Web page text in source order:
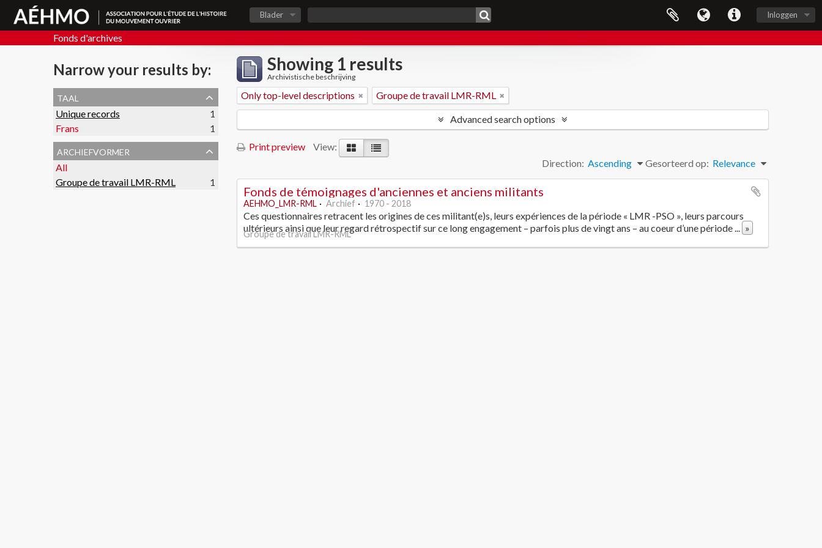
Inloggen
Blader
Fonds d'archives
Narrow your results by:
taal
Unique records
1
Frans
1
archiefvormer
All
Groupe de travail LMR-RML
1
Showing 1 results
Archivistische beschrijving
Only top-level descriptions Groupe de travail LMR-RML
Advanced search options
Print preview
View:
Gesorteerd op: Relevance
Direction: Ascending
Fonds de témoignages d'anciennes et anciens militants
AEHMO_LMR-RML Archief 1970 - 2018
Ces questionnaires retracent les origines de ces militant(e)s, leurs expériences de la période « LMR -PSO », leurs parcours
ultérieurs ainsi que leur regard rétrospectif sur ce long engagement – parfois plus de vingt ans – au coeur d’une période... »
Groupe de travail LMR-RML